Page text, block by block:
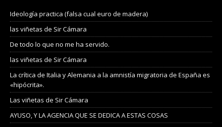
Ideología practica (falsa cual euro de madera)
las viñetas de Sir Cámara
De todo lo que no me ha servido.
las viñetas de Sir Cámara
La crítica de Italia y Alemania a la amnistía migratoria de España es
«hipócrita».
Las viñetas de Sir Cámara
AYUSO, Y LA AGENCIA QUE SE DEDICA A ESTAS COSAS